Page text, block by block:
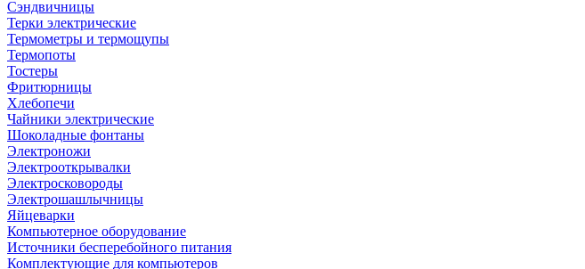
Сэндвичницы
Терки электрические
Термометры и термощупы
Термопоты
Тостеры
Фритюрницы
Хлебопечи
Чайники электрические
Шоколадные фонтаны
Электроножи
Электрооткрывалки
Электросковороды
Электрошашлычницы
Яйцеварки
Компьютерное оборудование
Источники бесперебойного питания
Комплектующие для компьютеров